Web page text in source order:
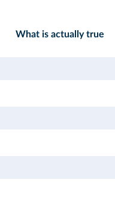
What is actually true